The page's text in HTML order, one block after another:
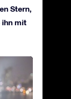
Stern,
ihn mit